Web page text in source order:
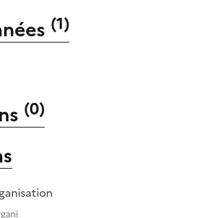
(1)
(0)